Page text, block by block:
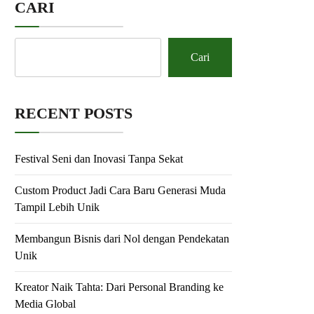
CARI
Cari
RECENT POSTS
Festival Seni dan Inovasi Tanpa Sekat
Custom Product Jadi Cara Baru Generasi Muda
Tampil Lebih Unik
Membangun Bisnis dari Nol dengan Pendekatan
Unik
Kreator Naik Tahta: Dari Personal Branding ke
Media Global